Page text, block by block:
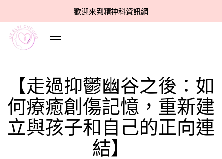
歡迎來到精神科資訊網
【走過抑鬱幽谷之後：如
何療癒創傷記憶，重新建
立與孩子和自己的正向連
結】